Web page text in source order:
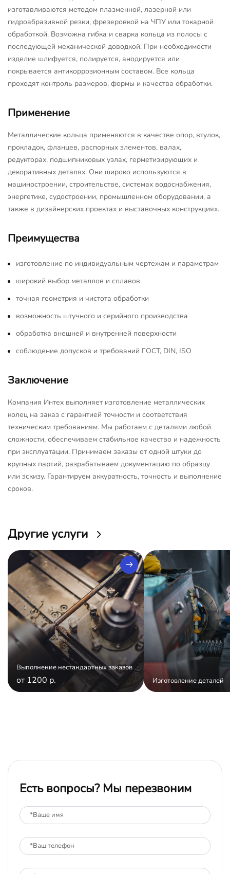
изготавливаются методом плазменной, лазерной или
гидроабразивной резки, фрезеровкой на ЧПУ или токарной
обработкой. Возможна гибка и сварка кольца из полосы с
последующей механической доводкой. При необходимости
изделие шлифуется, полируется, анодируется или
покрывается антикоррозионным составом. Все кольца
проходят контроль размеров, формы и качества обработки.
Применение
Металлические кольца применяются в качестве опор, втулок,
прокладок, фланцев, распорных элементов, валах,
редукторах, подшипниковых узлах, герметизирующих и
декоративных деталях. Они широко используются в
машиностроении, строительстве, системах водоснабжения,
энергетике, судостроении, промышленном оборудовании, а
также в дизайнерских проектах и выставочных конструкциях.
Преимущества
изготовление по индивидуальным чертежам и параметрам
широкий выбор металлов и сплавов
точная геометрия и чистота обработки
возможность штучного и серийного производства
обработка внешней и внутренней поверхности
соблюдение допусков и требований ГОСТ, DIN, ISO
Заключение
Компания Интех выполняет изготовление металлических
колец на заказ с гарантией точности и соответствия
техническим требованиям. Мы работаем с деталями любой
сложности, обеспечиваем стабильное качество и надежность
при эксплуатации. Принимаем заказы от одной штуки до
крупных партий, разрабатываем документацию по образцу
или эскизу. Гарантируем аккуратность, точность и выполнение
сроков.
Другие услуги
Выполнение нестандартных заказов
от 1200 р. Изготовление деталей
Есть вопросы? Мы перезвоним